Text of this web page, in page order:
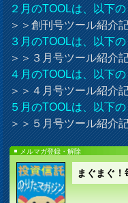
２月のTOOLは、以下
＞＞創刊号ツール紹介
３月のTOOLは、以下
＞＞３月号ツール紹介
４月のTOOLは、以下
＞＞４月号ツール紹介
５月のTOOLは、以下
＞＞５月号ツール紹介
メルマガ登録・解除
まぐまぐ